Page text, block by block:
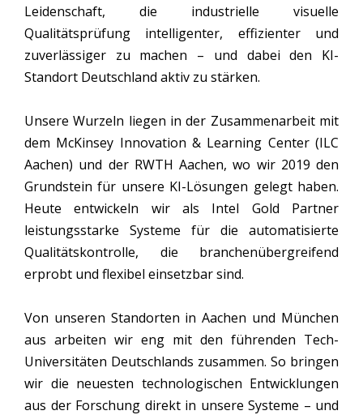
Leidenschaft, die industrielle visuelle
Qualitätsprüfung intelligenter, effizienter und
zuverlässiger zu machen – und dabei den KI-
Standort Deutschland aktiv zu stärken.
Unsere Wurzeln liegen in der Zusammenarbeit mit
dem McKinsey Innovation & Learning Center (ILC
Aachen) und der RWTH Aachen, wo wir 2019 den
Grundstein für unsere KI-Lösungen gelegt haben.
Heute entwickeln wir als Intel Gold Partner
leistungsstarke Systeme für die automatisierte
Qualitätskontrolle, die branchenübergreifend
erprobt und flexibel einsetzbar sind.
Von unseren Standorten in Aachen und München
aus arbeiten wir eng mit den führenden Tech-
Universitäten Deutschlands zusammen. So bringen
wir die neuesten technologischen Entwicklungen
aus der Forschung direkt in unsere Systeme – und